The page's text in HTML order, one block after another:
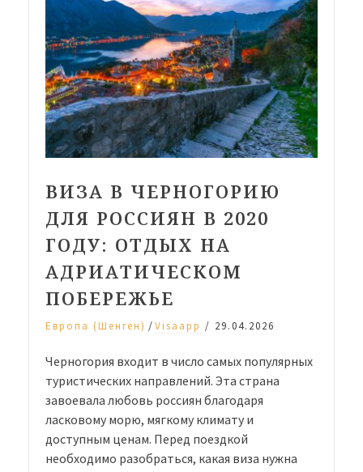
году:
основные
нюансы
оформления»
ВИЗА В ЧЕРНОГОРИЮ
ДЛЯ РОССИЯН В 2020
ГОДУ: ОТДЫХ НА
АДРИАТИЧЕСКОМ
ПОБЕРЕЖЬЕ
Европа (Шенген) /Visaapp / 29.04.2026
Черногория входит в число самых популярных
туристических направлений. Эта страна
завоевала любовь россиян благодаря
ласковому морю, мягкому климату и
доступным ценам. Перед поездкой
необходимо разобраться, какая виза нужна